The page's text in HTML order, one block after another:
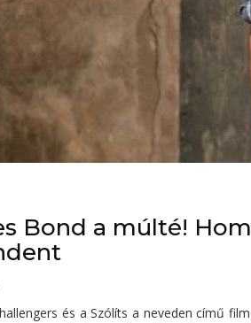
Bond a múlté!
és a Szólíts a neveden című